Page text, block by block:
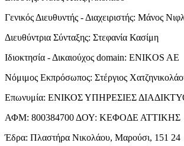
Γενικός Διευθυντής - Διαχειριστής: Μάνος
Διευθύντρια Σύνταξης: Στεφανία Κασίμη
Ιδιοκτησία - Δικαιούχος domain: ENIKOS AE
Νόμιμος Εκπρόσωπος: Στέργιος
Επωνυμία: ΕΝΙΚΟΣ ΥΠΗΡΕΣΙΕΣ
ΑΦΜ: 800384700 ΔΟΥ: ΚΕΦΟΔΕ ΑΤΤΙΚΗΣ
Έδρα: Πλαστήρα Νικολάου, Μαρούσι, 151 24